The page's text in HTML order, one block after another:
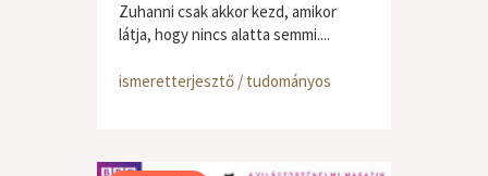
Zuhanni csak akkor kezd, amikor
látja, hogy nincs alatta semmi....
ismeretterjesztő / tudományos